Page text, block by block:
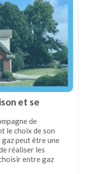
et se
de
le choix de son
peut être une
réaliser les
entre gaz